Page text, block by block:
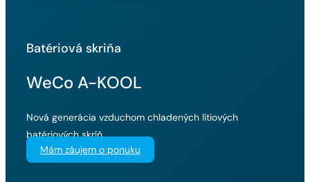
Batériová skriňa
WeCo A-KOOL
Nová generácia vzduchom chladených lítiových
batériových skríň.
Mám záujem o ponuku